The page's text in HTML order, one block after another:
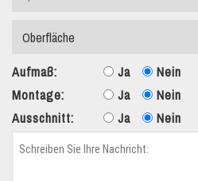
Aufmaß: Ja
Nein
Montage:
Ja
Nein
Ausschnitt:
Ja Nein